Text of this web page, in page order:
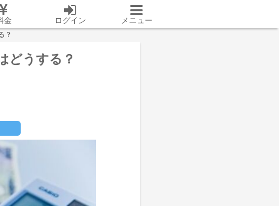
金 ログイン メニュー
？
どうする？